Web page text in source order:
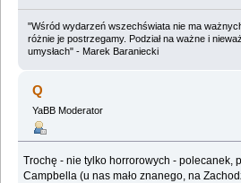
"Wśród wydarzeń wszechświata nie ma
różnie je postrzegamy. Podział na ważne i
umysłach" - Marek Baraniecki
Q
YaBB Moderator
Trochę - nie tylko horrorowych - polecanek,
Campbella (u nas mało znanego, na